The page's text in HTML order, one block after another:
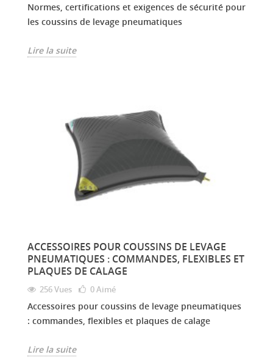
Normes, certifications et exigences de sécurité pour
les coussins de levage pneumatiques
Lire la suite
ACCESSOIRES POUR COUSSINS DE LEVAGE
PNEUMATIQUES : COMMANDES, FLEXIBLES ET
PLAQUES DE CALAGE
256 Vues 0Aimé
Accessoires pour coussins de levage pneumatiques
: commandes, flexibles et plaques de calage
Lire la suite